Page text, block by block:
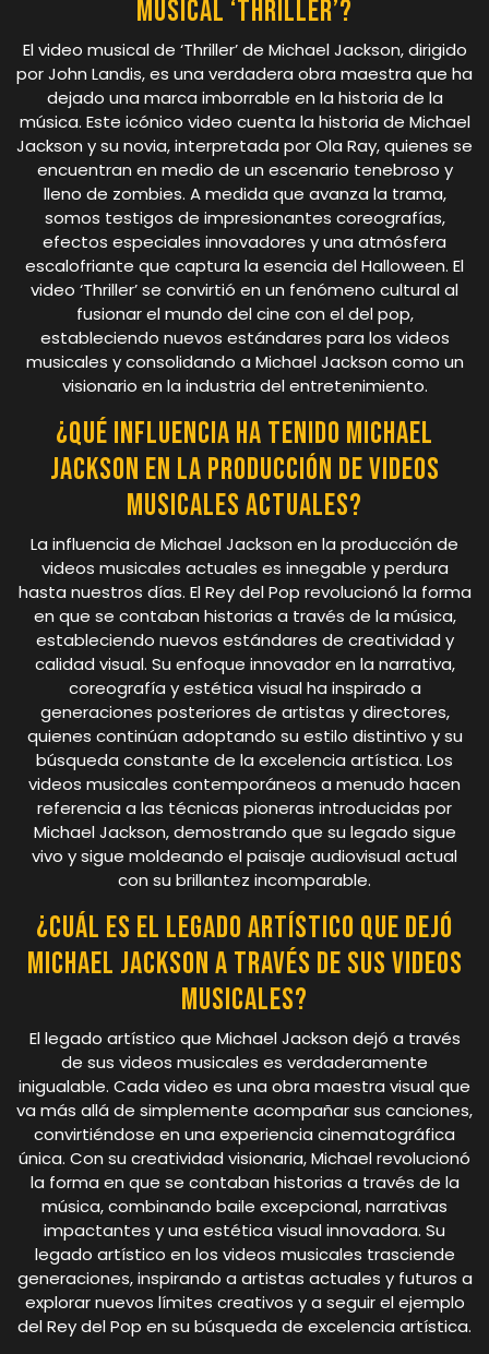
musical ‘Thriller’?
El video musical de ‘Thriller’ de Michael Jackson, dirigido
por John Landis, es una verdadera obra maestra que ha
dejado una marca imborrable en la historia de la
música. Este icónico video cuenta la historia de Michael
Jackson y su novia, interpretada por Ola Ray, quienes se
encuentran en medio de un escenario tenebroso y
lleno de zombies. A medida que avanza la trama,
somos testigos de impresionantes coreografías,
efectos especiales innovadores y una atmósfera
escalofriante que captura la esencia del Halloween. El
video ‘Thriller’ se convirtió en un fenómeno cultural al
fusionar el mundo del cine con el del pop,
estableciendo nuevos estándares para los videos
musicales y consolidando a Michael Jackson como un
visionario en la industria del entretenimiento.
¿Qué influencia ha tenido Michael
Jackson en la producción de videos
musicales actuales?
La influencia de Michael Jackson en la producción de
videos musicales actuales es innegable y perdura
hasta nuestros días. El Rey del Pop revolucionó la forma
en que se contaban historias a través de la música,
estableciendo nuevos estándares de creatividad y
calidad visual. Su enfoque innovador en la narrativa,
coreografía y estética visual ha inspirado a
generaciones posteriores de artistas y directores,
quienes continúan adoptando su estilo distintivo y su
búsqueda constante de la excelencia artística. Los
videos musicales contemporáneos a menudo hacen
referencia a las técnicas pioneras introducidas por
Michael Jackson, demostrando que su legado sigue
vivo y sigue moldeando el paisaje audiovisual actual
con su brillantez incomparable.
¿Cuál es el legado artístico que dejó
Michael Jackson a través de sus videos
musicales?
El legado artístico que Michael Jackson dejó a través
de sus videos musicales es verdaderamente
inigualable. Cada video es una obra maestra visual que
va más allá de simplemente acompañar sus canciones,
convirtiéndose en una experiencia cinematográfica
única. Con su creatividad visionaria, Michael revolucionó
la forma en que se contaban historias a través de la
música, combinando baile excepcional, narrativas
impactantes y una estética visual innovadora. Su
legado artístico en los videos musicales trasciende
generaciones, inspirando a artistas actuales y futuros a
explorar nuevos límites creativos y a seguir el ejemplo
del Rey del Pop en su búsqueda de excelencia artística.